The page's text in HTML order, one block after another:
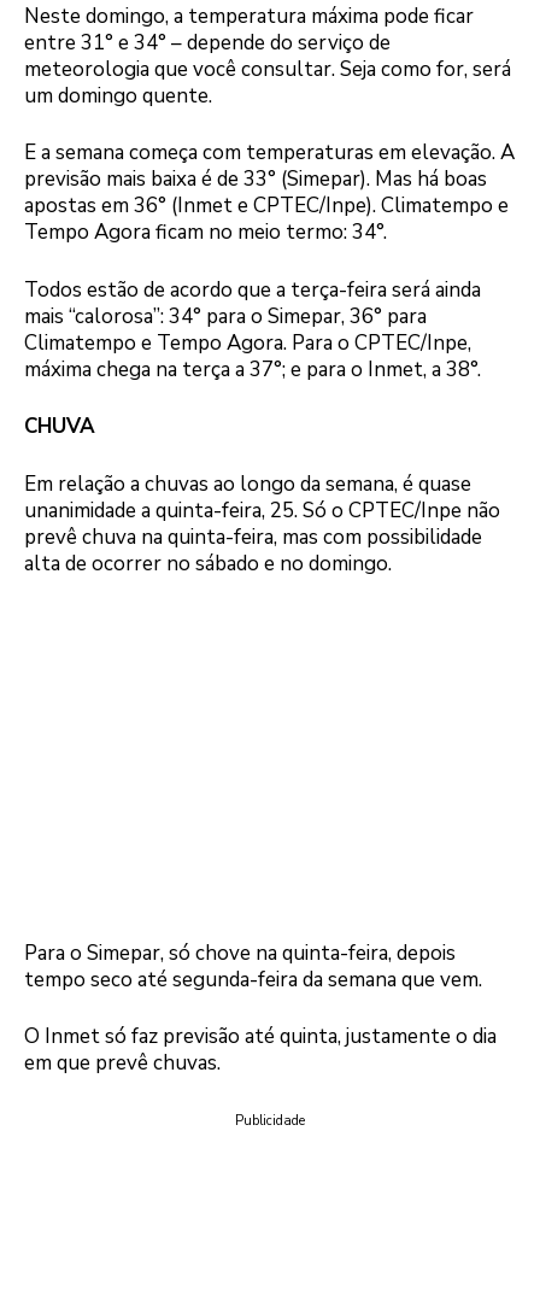
Neste domingo, a temperatura máxima pode ficar
entre 31° e 34° – depende do serviço de
meteorologia que você consultar. Seja como for, será
um domingo quente.
E a semana começa com temperaturas em elevação. A
previsão mais baixa é de 33° (Simepar). Mas há boas
apostas em 36° (Inmet e CPTEC/Inpe). Climatempo e
Tempo Agora ficam no meio termo: 34°.
Todos estão de acordo que a terça-feira será ainda
mais “calorosa”: 34° para o Simepar, 36° para
Climatempo e Tempo Agora. Para o CPTEC/Inpe,
máxima chega na terça a 37°; e para o Inmet, a 38°.
CHUVA
Em relação a chuvas ao longo da semana, é quase
unanimidade a quinta-feira, 25. Só o CPTEC/Inpe não
prevê chuva na quinta-feira, mas com possibilidade
alta de ocorrer no sábado e no domingo.
Para o Simepar, só chove na quinta-feira, depois
tempo seco até segunda-feira da semana que vem.
O Inmet só faz previsão até quinta, justamente o dia
em que prevê chuvas.
Publicidade